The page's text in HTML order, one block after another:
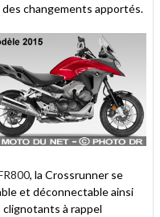
changements apportés.
, la Crossrunner se
et déconnectable ainsi
à rappel